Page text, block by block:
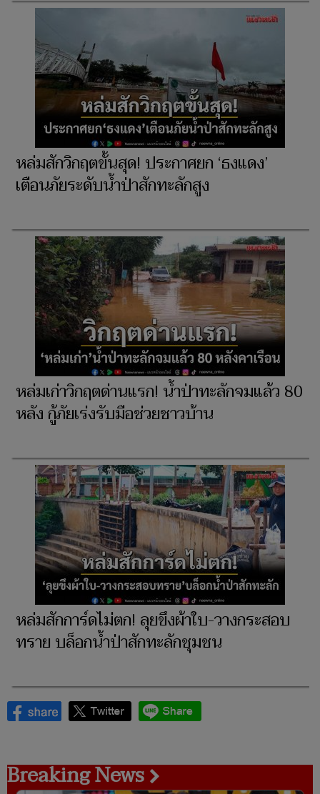
หล่มสักวิกฤตขั้นสุด! ประกาศยก ‘ธงแดง’
เตือนภัยระดับน้ำป่าสักทะลักสูง
หล่มเก่าวิกฤตด่านแรก! น้ำป่าทะลักจมแล้ว 80
หลัง กู้ภัยเร่งรับมือช่วยชาวบ้าน
หล่มสักการ์ดไม่ตก! ลุยขึงผ้าใบ-วางกระสอบ
ทราย บล็อกน้ำป่าสักทะลักชุมชน
Breaking News